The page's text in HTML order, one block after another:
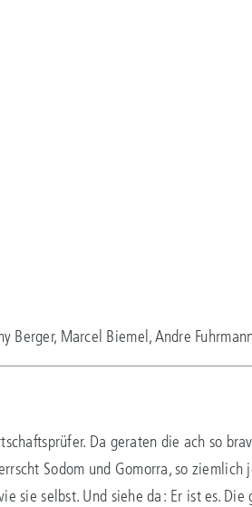
Berger, Marcel Biemel, Andre
Da geraten die ach so
Sodom und Gomorra, so
sie selbst. Und siehe da: Er ist es.